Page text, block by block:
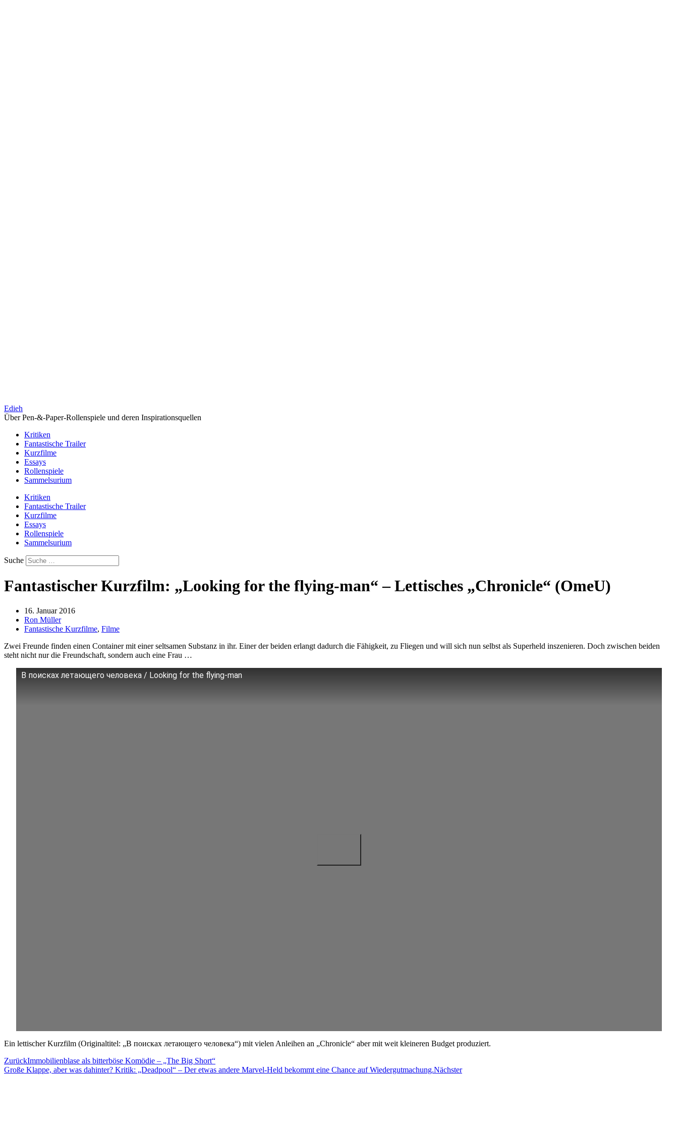
Edieh
Über Pen-&-Paper-Rollenspiele und deren Inspirationsquellen
Kritiken
Fantastische Trailer
Kurzfilme
Essays
Rollenspiele
Sammelsurium
Kritiken
Fantastische Trailer
Kurzfilme
Essays
Rollenspiele
Sammelsurium
Suche
Fantastischer Kurzfilm: „Looking for the flying-man“ – Lettisches „Chronicle“ (OmeU)
16. Januar 2016
Ron Müller
Fantastische Kurzfilme, Filme
Zwei Freunde finden einen Container mit einer seltsamen Substanz in ihr. Einer der beiden erlangt dadurch die Fähigkeit, zu Fliegen und will sich nun selbst als Superheld inszenieren. Doch zwischen beiden
steht nicht nur die Freundschaft, sondern auch eine Frau …
В поисках летающего человека / Looking for the flying-man
Ein lettischer Kurzfilm (Originaltitel: „В поисках летающего человека“) mit vielen Anleihen an „Chronicle“ aber mit weit kleineren Budget produziert.
ZurückImmobilienblase als bitterböse Komödie – „The Big Short“
Große Klappe, aber was dahinter? Kritik: „Deadpool“ – Der etwas andere Marvel-Held bekommt eine Chance auf Wiedergutmachung.Nächster